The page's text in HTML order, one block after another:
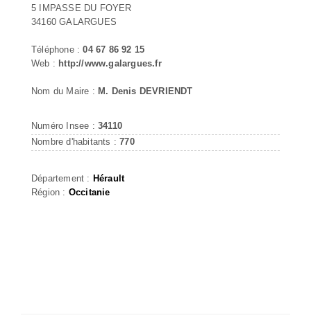
5 IMPASSE DU FOYER
34160 GALARGUES
Téléphone :04 67 86 92 15
Web : http://www.galargues.fr
Nom du Maire : M. Denis DEVRIENDT
Numéro Insee : 34110
Nombre d'habitants :770
Département : Hérault
Région : Occitanie